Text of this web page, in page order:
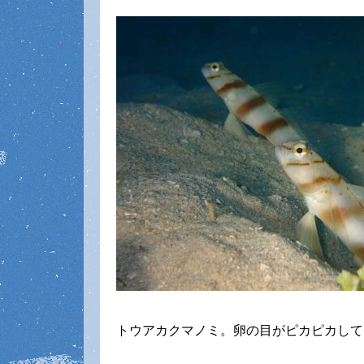
トウアカクマノミ。卵の目がピカピカし